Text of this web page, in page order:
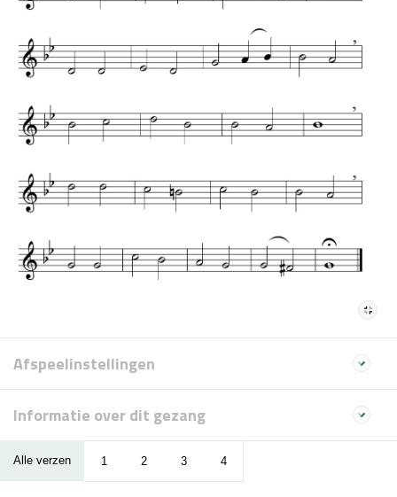
Afspeelinstellingen
Informatie over dit gezang
Alle verzen 1 2 3 4